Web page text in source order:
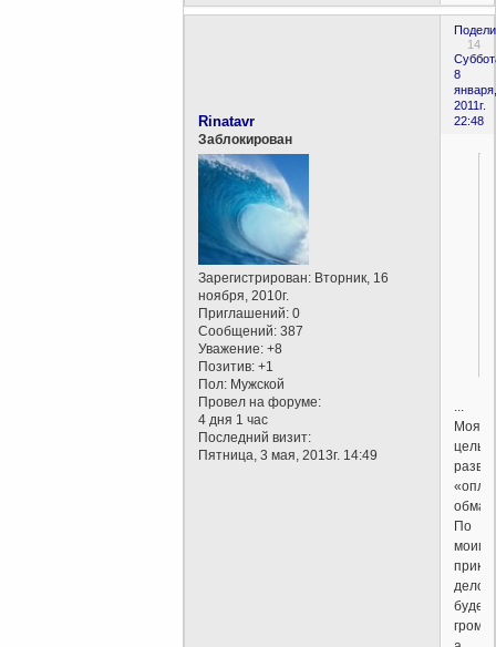
14
8
января,
2011г.
22:48
Rinatavr
Заблокирован
Зарегистрирован: Вторник, 16
ноября, 2010г.
Приглашений: 0
Сообщений: 387
Уважение: +8
Позитив: +1
Пол: Мужской
Провел на форуме:
4 дня 1 час
Последний визит:
Пятница, 3 мая, 2013г. 14:49
...
Моя
цель,
По
моим
дело
будет